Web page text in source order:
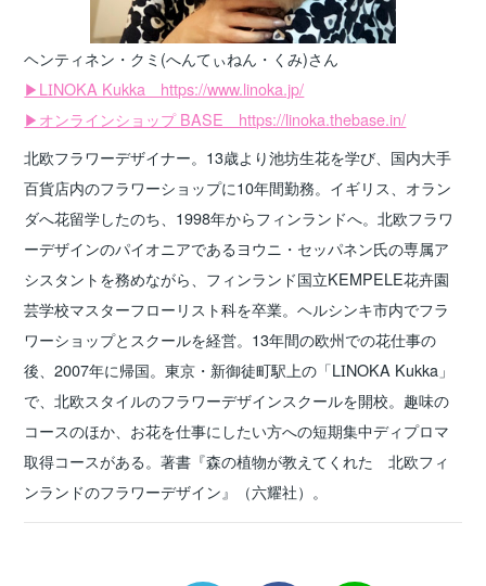
ヘンティネン・クミ (へんてぃねん・くみ)さん
▶LINOKA Kukka https://www.linoka.jp/
▶オンラインショップ BASE https://linoka.thebase.in/
北欧フラワーデザイナー。13歳より池坊生花を学び、国内大手
百貨店内のフラワーショップに10年間勤務。イギリス、オラン
ダへ花留学したのち、1998年からフィンランドへ。北欧フラワ
ーデザインのパイオニアであるヨウニ・セッパネン氏の専属ア
シスタントを務めながら、フィンランド国立KEMPELE花卉園
芸学校マスターフローリスト科を卒業。ヘルシンキ市内でフラ
ワーショップとスクールを経営。13年間の欧州での花仕事の
後、2007年に帰国。東京・新御徒町駅上の「LINOKA Kukka」
で、北欧スタイルのフラワーデザインスクールを開校。趣味の
コースのほか、お花を仕事にしたい方への短期集中ディプロマ
取得コースがある。著書『森の植物が教えてくれた 北欧フィ
ンランドのフラワーデザイン』（六耀社）。